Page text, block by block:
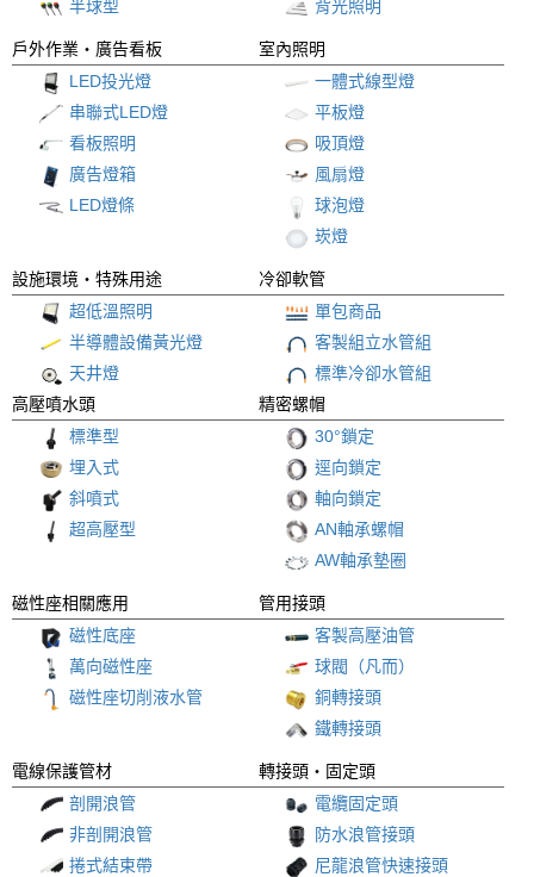
半球型
背光照明
戶外作業 ・廣告看板
LED投光燈
串聯式LED燈
看板照明
廣告燈箱
LED燈條
室內照明
一體式線型燈
平板燈
吸頂燈
風扇燈
球泡燈
崁燈
設施環境 ・特殊用途
超低溫照明
半導體設備黃光燈
天井燈
冷卻軟管
單包商品
客製組立水管組
標準冷卻水管組
高壓噴水頭
標準型
埋入式
斜噴式
超高壓型
精密螺帽
30°鎖定
逕向鎖定
軸向鎖定
AN軸承螺帽
AW軸承墊圈
磁性座相關應用
磁性底座
萬向磁性座
磁性座切削液水管
管用接頭
客製高壓油管
球閥（凡而）
銅轉接頭
鐵轉接頭
電線保護管材
剖開浪管
非剖開浪管
捲式結束帶
轉接頭・固定頭
電纜固定頭
防水浪管接頭
尼龍浪管快速接頭